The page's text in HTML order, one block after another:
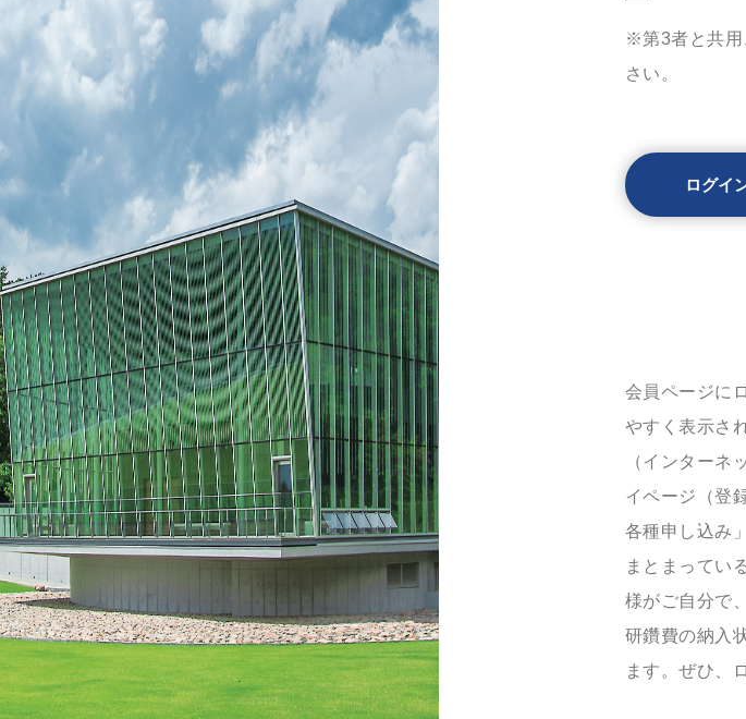
※第3者と共用
さい。
会員ページに
やすく表示さ
（インターネ
イページ（登
各種申し込み
まとまってい
様がご自分で
研鑽費の納入
ます。ぜひ、